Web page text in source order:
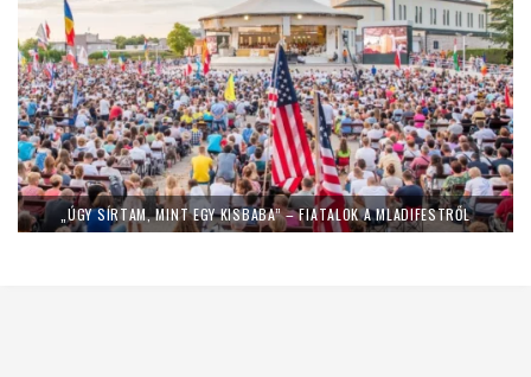
„ÚGY SÍRTAM, MINT EGY KISBABA” – FIATALOK A MLADIFESTRŐL